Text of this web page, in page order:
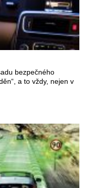
bezpečného
a to vždy, nejen v